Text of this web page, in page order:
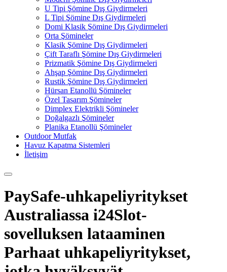
U Tipi Şömine Dış Giydirmeleri
L Tipi Şömine Dış Giydirmeleri
Domi Klasik Şömine Dış Giydirmeleri
Orta Şömineler
Klasik Şömine Dış Giydirmeleri
Çift Taraflı Şömine Dış Giydirmeleri
Prizmatik Şömine Dış Giydirmeleri
Ahşap Şömine Dış Giydirmeleri
Rustik Şömine Dış Giydirmeleri
Hürsan Etanollü Şömineler
Özel Tasarım Şömineler
Dimplex Elektrikli Şömineler
Doğalgazlı Şömineler
Planika Etanollü Şömineler
Outdoor Mutfak
Havuz Kapatma Sistemleri
İletişim
PaySafe-uhkapeliyritykset
Australiassa i24Slot-
sovelluksen lataaminen
Parhaat uhkapeliyritykset,